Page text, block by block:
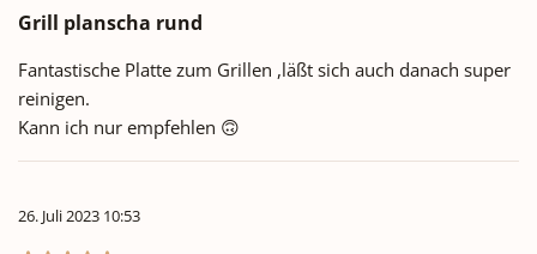
Grill planscha rund
Fantastische Platte zum Grillen ,läßt sich auch danach super
reinigen.
Kann ich nur empfehlen 🙃
26. Juli 2023 10:53